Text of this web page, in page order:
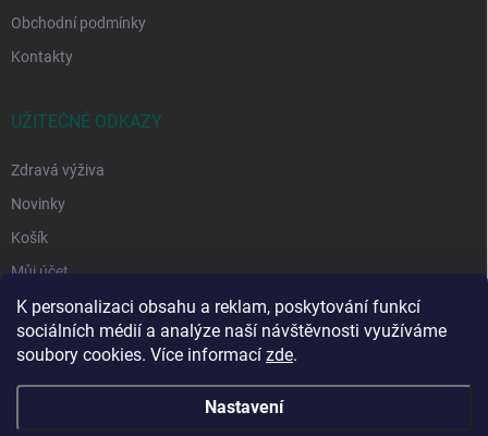
K personalizaci obsahu a reklam, poskytování funkcí
sociálních médií a analýze naší návštěvnosti využíváme
soubory cookies. Více informací zde.
Nastavení
Obchodní podmínky
Kontakty
UŽITEČNÉ ODKAZY
Zdravá výživa
Novinky
Košík
Můj účet